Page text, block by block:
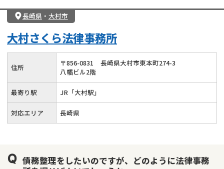
長崎県 ・ 大村市
大村さくら法律事務所
住所 〒856-0831
長崎県大村市東本町274-3
八幡ビル2階
最寄り駅 JR「大村駅」
対応エリア 長崎県
債務整理をしたいのですが、どのように法律事務